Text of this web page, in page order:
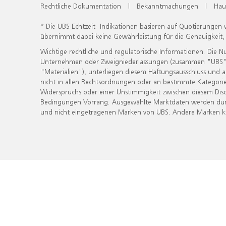
Rechtliche Dokumentation | Bekanntmachungen |
* Die UBS Echtzeit- Indikationen basieren auf
übernimmt dabei keine Gewährleistung für die
Wichtige rechtliche und regulatorische Informationen. Die
Unternehmen oder Zweigniederlassungen (zusammen
"Materialien"), unterliegen diesem Haftungsausschluss
nicht in allen Rechtsordnungen oder an bestimmte
Widerspruchs oder einer Unstimmigkeit zwischen diesem
Bedingungen Vorrang. Ausgewählte Marktdaten werden
und nicht eingetragenen Marken von UBS. Andere Marken